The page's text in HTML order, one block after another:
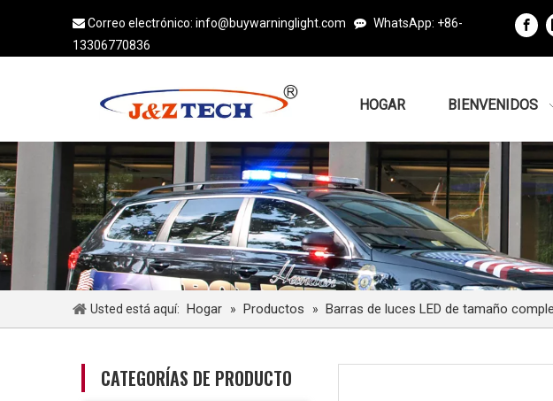
 Correo electrónico: info@buywarninglight.com  WhatsApp: +86-
13306770836
HOGAR BIENVENIDOS
Usted está aquí: Hogar » Productos » Barras de luces LED de tamaño
CATEGORÍAS DE PRODUCTO